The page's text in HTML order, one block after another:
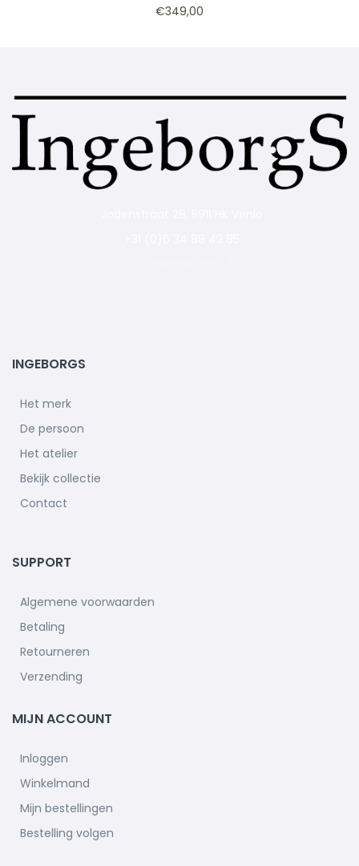
€349,00
INGEBORGS
Het merk
De persoon
Het atelier
Bekijk collectie
Contact
SUPPORT
Algemene voorwaarden
Betaling
Retourneren
Verzending
MIJN ACCOUNT
Inloggen
Winkelmand
Mijn bestellingen
Bestelling volgen